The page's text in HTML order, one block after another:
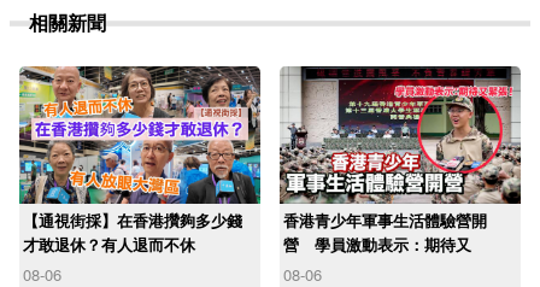
相關新聞
【通視街採】在香港攢夠多少錢
才敢退休？有人退而不休
08-06
香港青少年軍事生活體驗營開
營 學員激動表示：期待又
08-06